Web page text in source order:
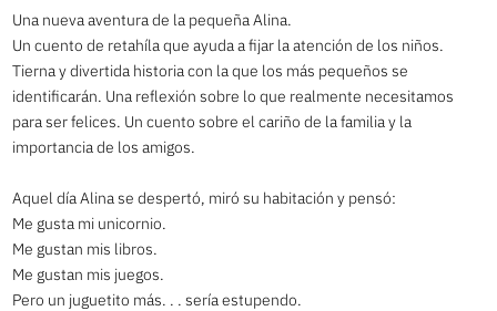
Una nueva aventura de la pequeña Alina.
Un cuento de retahíla que ayuda a fijar la atención de los niños.
Tierna y divertida historia con la que los más pequeños se
identificarán. Una reflexión sobre lo que realmente necesitamos
para ser felices. Un cuento sobre el cariño de la familia y la
importancia de los amigos.
Aquel día Alina se despertó, miró su habitación y pensó:
Me gusta mi unicornio.
Me gustan mis libros.
Me gustan mis juegos.
Pero un juguetito más. . . sería estupendo.